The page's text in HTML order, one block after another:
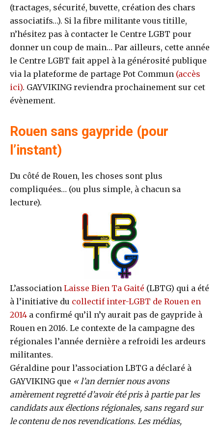
(tractages, sécurité, buvette, création des chars
associatifs…). Si la fibre militante vous titille,
n’hésitez pas à contacter le Centre LGBT pour
donner un coup de main… Par ailleurs, cette année
le Centre LGBT fait appel à la générosité publique
via la plateforme de partage Pot Commun (accès
ici). GAYVIKING reviendra prochainement sur cet
évènement.
Rouen sans gaypride (pour
l’instant)
Du côté de Rouen, les choses sont plus
compliquées… (ou plus simple, à chacun sa
lecture).
L’association Laisse Bien Ta Gaité (LBTG) qui a été
à l’initiative du collectif inter-LGBT de Rouen en
2014 a confirmé qu’il n’y aurait pas de gaypride à
Rouen en 2016. Le contexte de la campagne des
régionales l’année dernière a refroidi les ardeurs
militantes.
Géraldine pour l’association LBTG a déclaré à
GAYVIKING que « l’an dernier nous avons
amèrement regretté d’avoir été pris à partie par les
candidats aux élections régionales, sans regard sur
le contenu de nos revendications. Les médias,